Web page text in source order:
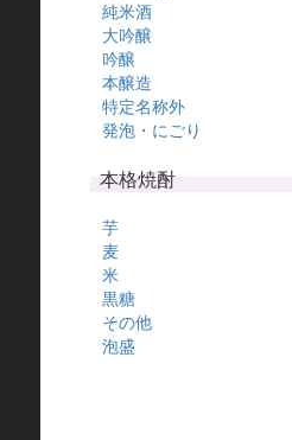
純米酒
大吟醸
吟醸
本醸造
特定名称外
発泡・にごり
本格焼酎
芋
麦
米
黒糖
その他
泡盛